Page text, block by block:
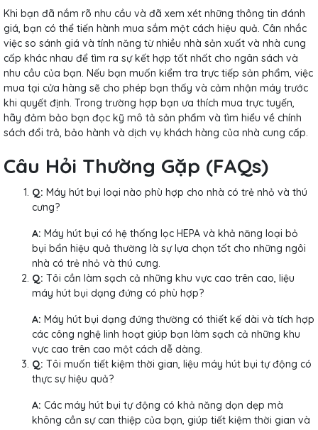
Khi bạn đã nắm rõ nhu cầu và đã xem xét những thông tin đánh
giá, bạn có thể tiến hành mua sắm một cách hiệu quả. Cân nhắc
việc so sánh giá và tính năng từ nhiều nhà sản xuất và nhà cung
cấp khác nhau để tìm ra sự kết hợp tốt nhất cho ngân sách và
nhu cầu của bạn. Nếu bạn muốn kiểm tra trực tiếp sản phẩm, việc
mua tại cửa hàng sẽ cho phép bạn thấy và cảm nhận máy trước
khi quyết định. Trong trường hợp bạn ưa thích mua trực tuyến,
hãy đảm bảo bạn đọc kỹ mô tả sản phẩm và tìm hiểu về chính
sách đổi trả, bảo hành và dịch vụ khách hàng của nhà cung cấp.
Câu Hỏi Thường Gặp (FAQs)
Q: Máy hút bụi loại nào phù hợp cho nhà có trẻ nhỏ và thú
cưng?
A: Máy hút bụi có hệ thống lọc HEPA và khả năng loại bỏ
bụi bẩn hiệu quả thường là sự lựa chọn tốt cho những ngôi
nhà có trẻ nhỏ và thú cưng.
Q: Tôi cần làm sạch cả những khu vực cao trên cao, liệu
máy hút bụi dạng đứng có phù hợp?
A: Máy hút bụi dạng đứng thường có thiết kế dài và tích hợp
các công nghệ linh hoạt giúp bạn làm sạch cả những khu
vực cao trên cao một cách dễ dàng.
Q: Tôi muốn tiết kiệm thời gian, liệu máy hút bụi tự động có
thực sự hiệu quả?
A: Các máy hút bụi tự động có khả năng dọn dẹp mà
không cần sự can thiệp của bạn, giúp tiết kiệm thời gian và